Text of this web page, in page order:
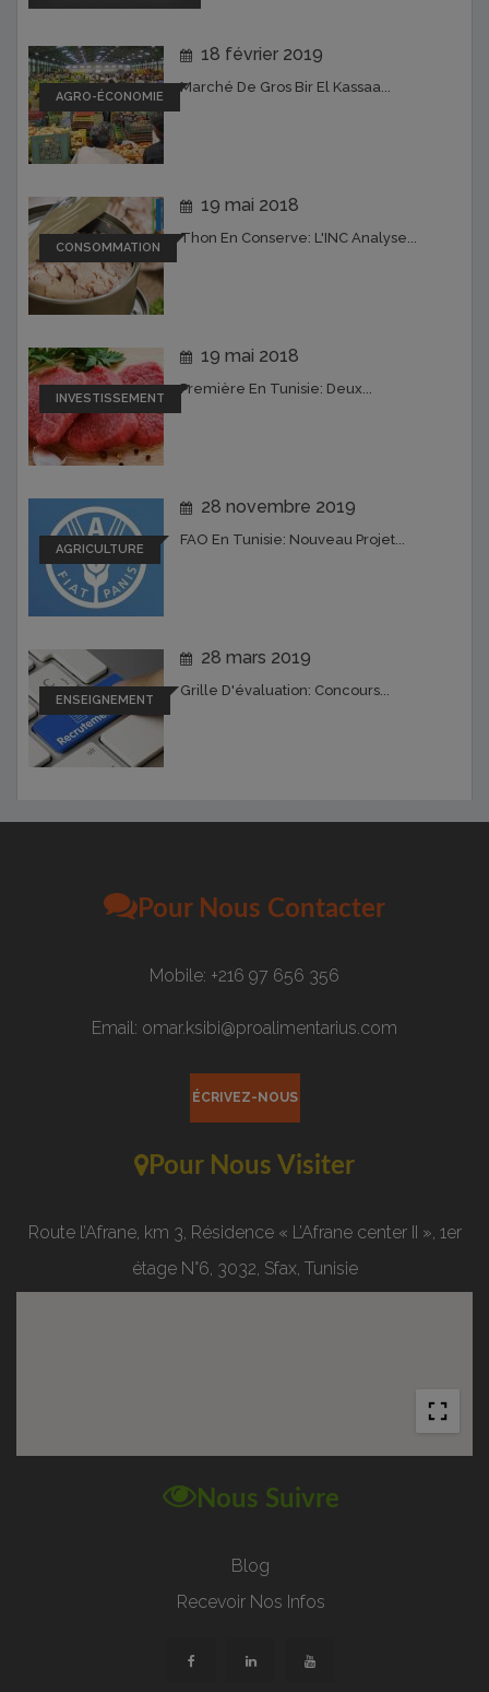
AGRO-ÉCONOMIE
18 février 2019
Marché De Gros Bir El Kassaa...
CONSOMMATION
19 mai 2018
Thon En Conserve: L'INC Analyse...
INVESTISSEMENT
19 mai 2018
Première En Tunisie: Deux...
AGRICULTURE
28 novembre 2019
FAO En Tunisie: Nouveau Projet...
ENSEIGNEMENT
28 mars 2019
Grille D'évaluation: Concours...
Pour Nous Contacter
Mobile: +216 97 656 356
Email: omar.ksibi@proalimentarius.com
ÉCRIVEZ-NOUS
Pour Nous Visiter
Route l’Afrane, km 3, Résidence « L’Afrane center II », 1er
étage N°6, 3032, Sfax, Tunisie
Nous Suivre
Blog
Recevoir Nos Infos